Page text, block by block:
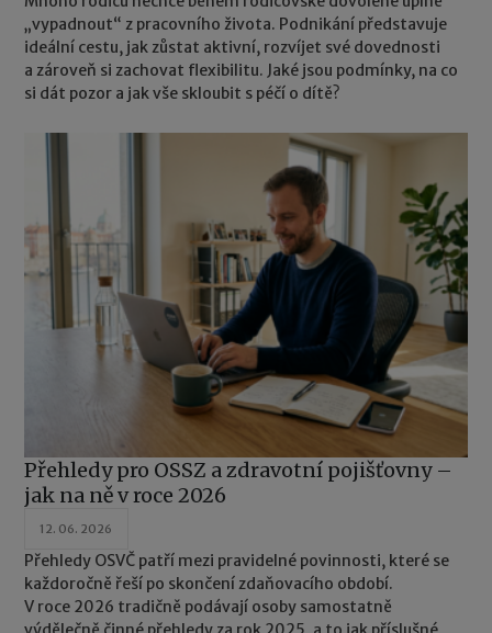
„vypadnout“ z pracovního života. Podnikání představuje
ideální cestu, jak zůstat aktivní, rozvíjet své dovednosti
a zároveň si zachovat flexibilitu. Jaké jsou podmínky, na co
si dát pozor a jak vše skloubit s péčí o dítě?
Přehledy pro OSSZ a zdravotní pojišťovny –
jak na ně v roce 2026
12. 06. 2026
Přehledy OSVČ patří mezi pravidelné povinnosti, které se
každoročně řeší po skončení zdaňovacího období.
V roce 2026 tradičně podávají osoby samostatně